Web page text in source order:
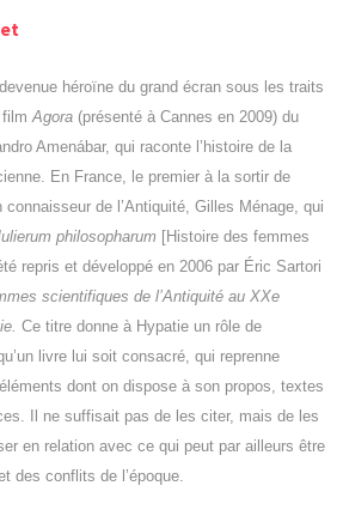
héroïne du grand écran sous les traits
filmAgora (présenté à Cannes en 2009) du
Amenábar, qui raconte l’histoire de la
En France, le premier à la sortir de
connaisseur de l’Antiquité, Gilles Ménage, qui
philosopharum [Histoire des femmes
repris et développé en 2006 par Éric Sartori
scientifiques de l’Antiquité au XXe
Ce titre donne à Hypatie un rôle de
livre lui soit consacré, qui reprenne
dont on dispose à son propos, textes
Il ne suffisait pas de les citer, mais de les
en relation avec ce qui peut par ailleurs être
des conflits de l’époque.